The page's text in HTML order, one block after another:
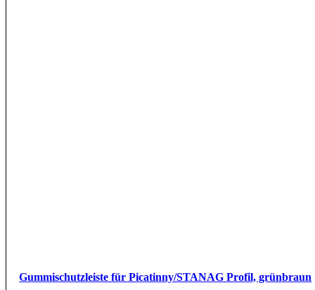
Gummischutzleiste für Picatinny/STANAG Profil, grünbraun